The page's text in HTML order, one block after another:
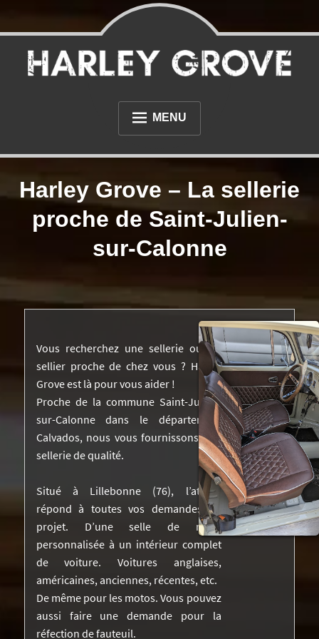
Sellerie Harley Grove
MENU
PHOTOS
DIVERS
NOS RÉALISATIONS DANS LA PRESSE
DEVIS
VIDÉOS
CONTACTEZ-NOUS
Harley Grove – La sellerie
proche de Saint-Julien-
sur-Calonne
Vous recherchez une sellerie ou un
sellier proche de chez vous ? Harley
Grove est là pour vous aider !
Proche de la commune Saint-Julien-
sur-Calonne dans le département
Calvados, nous vous fournissons une
sellerie de qualité.
Situé à Lillebonne (76), l’atelier
répond à toutes vos demandes de
projet. D’une selle de moto
personnalisée à un intérieur complet
de voiture. Voitures anglaises,
américaines, anciennes, récentes, etc.
De même pour les motos. Vous pouvez
aussi faire une demande pour la
réfection de fauteuil.